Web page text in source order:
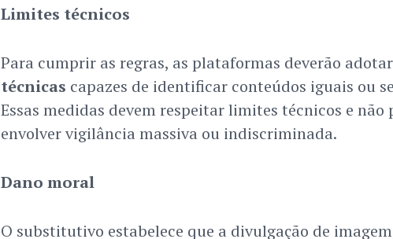
Limites técnicos
Para cumprir as regras, as plataformas deverão adotar
técnicas capazes de identificar conteúdos iguais ou
Essas medidas devem respeitar limites técnicos e não
envolver vigilância massiva ou indiscriminada.
Dano moral
O substitutivo estabelece que a divulgação de